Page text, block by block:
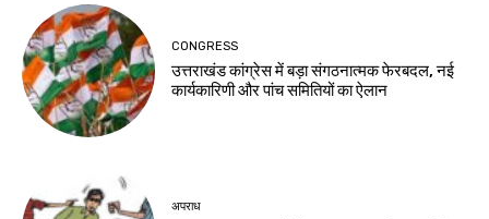
CONGRESS
उत्तराखंड कांग्रेस में बड़ा संगठनात्मक फेरबदल, नई
कार्यकारिणी और पांच समितियों का ऐलान
अपराध